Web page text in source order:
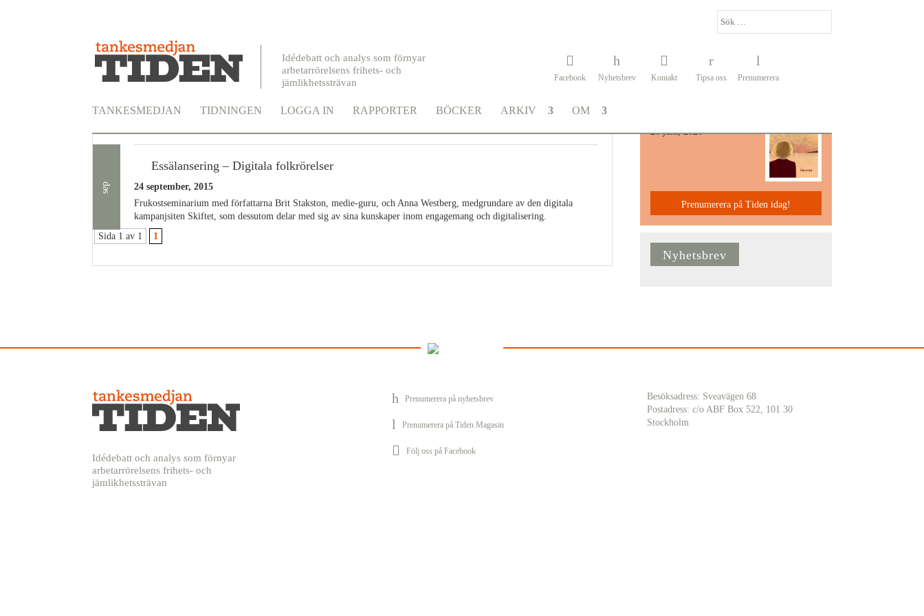
Idédebatt och analys som förnyar
arbetarrörelsens frihets- och
jämlikhetssträvan
Facebook Nyhetsbrev Kontakt Tipsa oss Prenumerera
TANKESMEDJAN TIDNINGEN LOGGA IN RAPPORTER BÖCKER ARKIV OM
sep
Essälansering – Digitala folkrörelser
24 september, 2015
Frukostseminarium med författarna Brit Stakston, medie-guru, och Anna Westberg, medgrundare av den digitala
kampanjsiten Skiftet, som dessutom delar med sig av sina kunskaper inom engagemang och digitalisering.
Sida 1 av 1
1
26 juni, 2026
Prenumerera på Tiden idag!
Nyhetsbrev
Idédebatt och analys som förnyar
arbetarrörelsens frihets- och
jämlikhetssträvan
Prenumerera på nyhetsbrev
Prenumerera på Tiden Magasin
Följ oss på Facebook
Besöksadress: Sveavägen 68
Postadress: c/o ABF Box 522, 101 30
Stockholm